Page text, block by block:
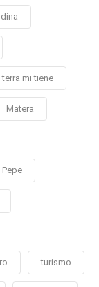
terra mi tiene
Matera
Pepe
turismo